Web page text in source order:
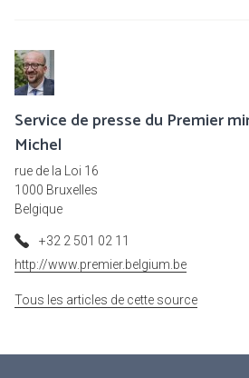
Service de presse du Premier
Michel
rue de la Loi 16
1000 Bruxelles
Belgique
+32 2 501 02 11
http://www.premier.belgium.be
Tous les articles de cette source